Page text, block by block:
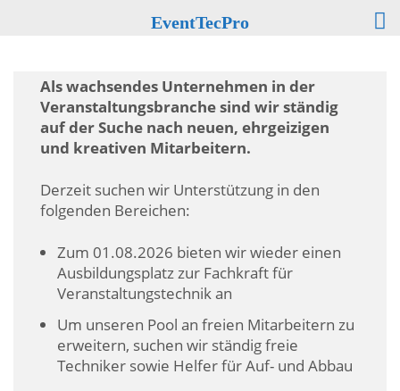
Als wachsendes Unternehmen in der
Veranstaltungsbranche sind wir ständig
auf der Suche nach neuen, ehrgeizigen
und kreativen Mitarbeitern.
Derzeit suchen wir Unterstützung in den
folgenden Bereichen:
Zum 01.08.2026 bieten wir wieder einen
Ausbildungsplatz zur Fachkraft für
Veranstaltungstechnik an
Um unseren Pool an freien Mitarbeitern zu
erweitern, suchen wir ständig freie
Techniker sowie Helfer für Auf- und Abbau
EventTecPro